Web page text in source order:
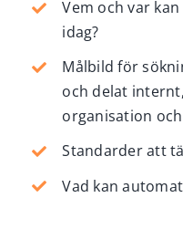
Vem och var
idag?
Målbild för
och delat
organisation
Standarder att
Vad kan